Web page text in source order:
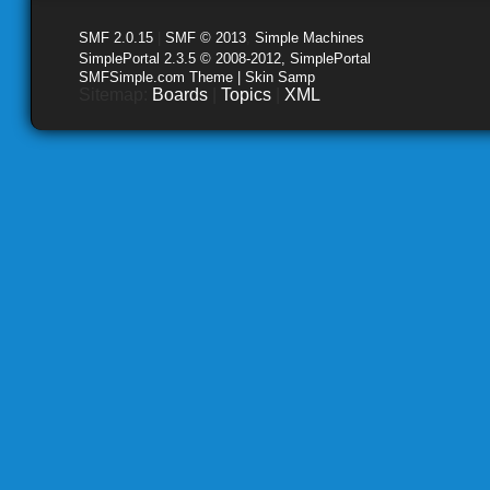
SMF 2.0.15 SMF © 2013 Simple Machines
SimplePortal 2.3.5 © 2008-2012, SimplePortal
SMFSimple.com Theme | Skin Samp
Boards Topics XML